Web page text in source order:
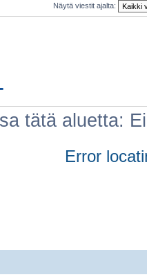
Näytä viestit ajalta:
tätä aluetta:
Error